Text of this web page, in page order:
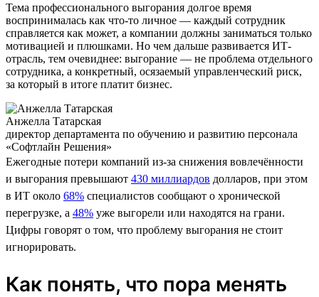
Тема профессионального выгорания долгое время
воспринималась как что-то личное — каждый сотрудник
справляется как может, а компании должны заниматься только
мотивацией и плюшками. Но чем дальше развивается ИТ-
отрасль, тем очевиднее: выгорание — не проблема отдельного
сотрудника, а конкретный, осязаемый управленческий риск,
за который в итоге платит бизнес.
Анжелла Татарская
директор департамента по обучению и развитию персонала
«Софтлайн Решения»
Ежегодные потери компаний из-за снижения вовлечённости
и выгорания превышают 430 миллиардов долларов, при этом
в ИТ около 68% специалистов сообщают о хронической
перегрузке, а 48% уже выгорели или находятся на грани.
Цифры говорят о том, что проблему выгорания не стоит
игнорировать.
Как понять, что пора менять